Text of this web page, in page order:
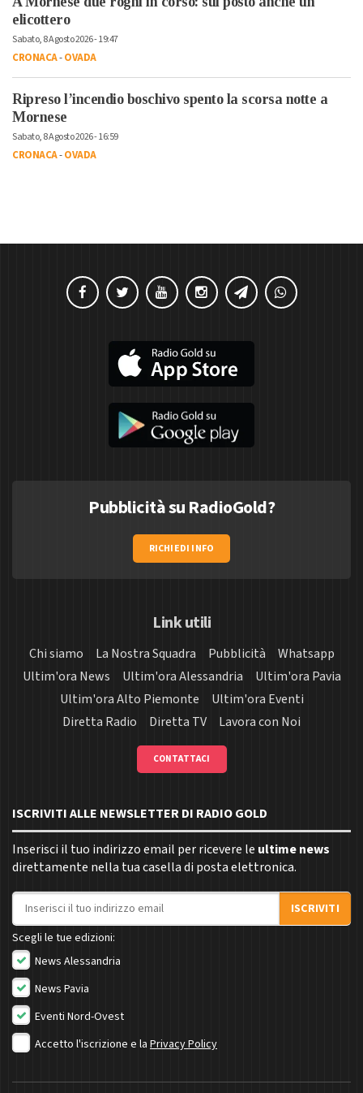
elicottero
Sabato, 8 Agosto 2026 - 19:47
CRONACA-OVADA
Ripreso l’incendio boschivo spento la scorsa notte a
Mornese
Sabato, 8 Agosto 2026 - 16:59
CRONACA-OVADA
Pubblicità su RadioGold?
RICHIEDI INFO
Link utili
Chi siamo La Nostra Squadra Pubblicità
Whatsapp
Ultim'ora News
Ultim'ora Alessandria
Ultim'ora Pavia
Ultim'ora Alto Piemonte
Ultim'ora Eventi
Diretta Radio
Diretta TV Lavora con Noi
CONTATTACI
ISCRIVITI ALLE NEWSLETTER DI RADIO GOLD
Inserisci il tuo indirizzo email per ricevere le ultime news
direttamente nella tua casella di posta elettronica.
Indirizzo email
ISCRIVITI
Scegli le tue edizioni:
News Alessandria
News Pavia
Eventi Nord-Ovest
Accetto l'iscrizione e la Privacy Policy